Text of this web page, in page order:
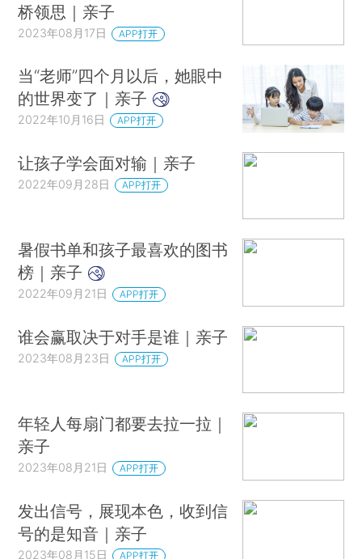
桥领思｜亲子
2023年08月17日 APP打开
当“老师”四个月以后，她眼中
的世界变了｜亲子
2022年10月16日 APP打开
让孩子学会面对输｜亲子
2022年09月28日 APP打开
暑假书单和孩子最喜欢的图书
榜｜亲子
2022年09月21日 APP打开
谁会赢取决于对手是谁｜亲子
2023年08月23日 APP打开
年轻人每扇门都要去拉一拉｜
亲子
2023年08月21日 APP打开
发出信号，展现本色，收到信
号的是知音｜亲子
2023年08月15日 APP打开